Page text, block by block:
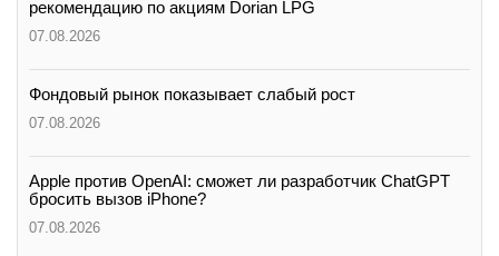
рекомендацию по акциям Dorian LPG
07.08.2026
Фондовый рынок показывает слабый рост
07.08.2026
Apple против OpenAI: сможет ли разработчик ChatGPT
бросить вызов iPhone?
07.08.2026